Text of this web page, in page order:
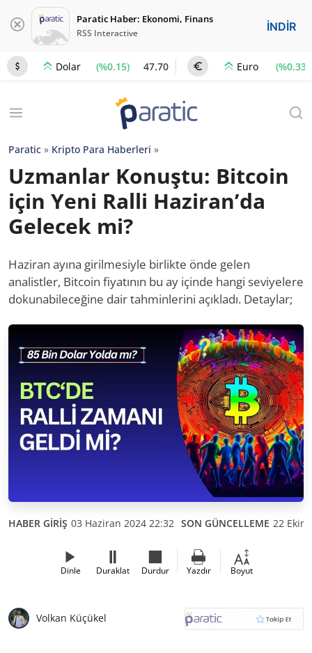
Paratic Haber: Ekonomi, Finans
RSS Interactive İNDİR
Dolar (%0.15) 47.70 Euro (%0.33)
Paratic » Kripto Para Haberleri »
Uzmanlar Konuştu: Bitcoin
için Yeni Ralli Haziran’da
Gelecek mi?
Haziran ayına girilmesiyle birlikte önde gelen
analistler, Bitcoin fiyatının bu ay içinde hangi seviyelere
dokunabileceğine dair tahminlerini açıkladı. Detaylar;
HABER GİRİŞ 03 Haziran 2024 22:32 SON GÜNCELLEME 22
Dinle Duraklat Durdur Yazdır Boyut
Volkan Küçükel